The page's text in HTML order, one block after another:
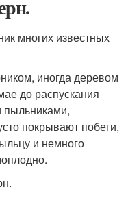
многих известных
иногда деревом
до распускания
пыльниками,
покрывают побеги,
и немного